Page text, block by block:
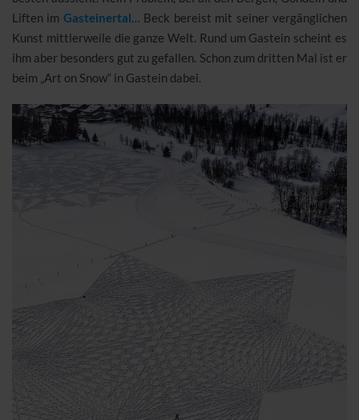
Liften im Gasteinertal… Beck bereist mit seiner vergänglichen
Kunst mittlerweile die ganze Welt. Rund um Gastein scheint es
ihm aber besonders gut zu gefallen. Schon zum dritten Mal ist er
beim „Art on Snow“ in Gastein dabei.